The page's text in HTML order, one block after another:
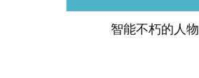
智能不朽的人物